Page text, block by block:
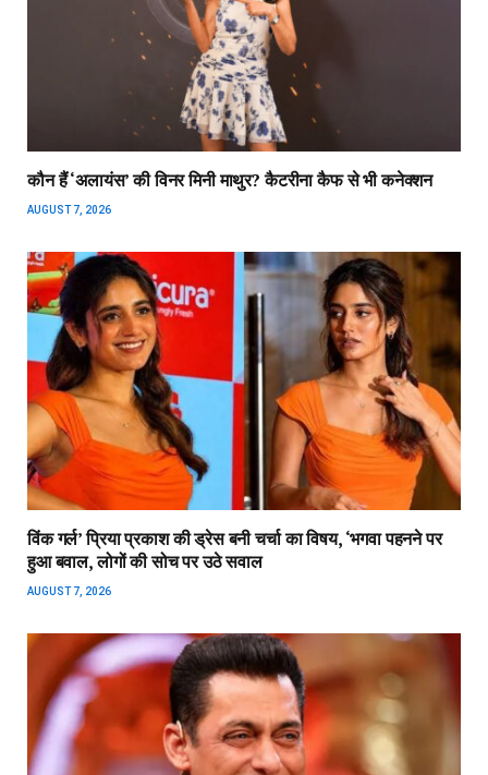
कौन हैं ‘अलायंस’ की विनर मिनी माथुर? कैटरीना कैफ से भी कनेक्शन
AUGUST 7, 2026
विंक गर्ल’ प्रिया प्रकाश की ड्रेस बनी चर्चा का विषय, ‘भगवा पहनने पर
हुआ बवाल, लोगों की सोच पर उठे सवाल
AUGUST 7, 2026